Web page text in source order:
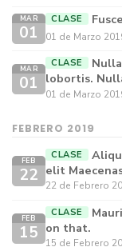
MAR
01
CLASE
01 de Marzo
MAR
01
CLASE
lobortis.
01 de Marzo
FEBRERO 2019
FEB
22
CLASE
elit
22 de Febrero
FEB
15
CLASE
on that.
15 de Febrero